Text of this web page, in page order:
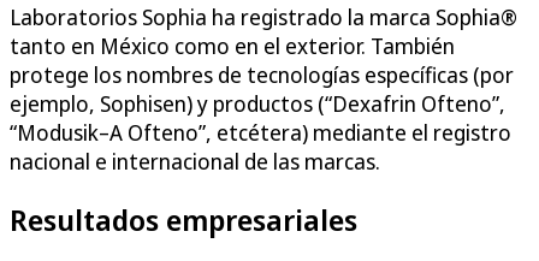
Laboratorios Sophia ha registrado la marca Sophia®
tanto en México como en el exterior. También
protege los nombres de tecnologías específicas (por
ejemplo, Sophisen) y productos (“Dexafrin Ofteno”,
“Modusik–A Ofteno”, etcétera) mediante el registro
nacional e internacional de las marcas.
Resultados empresariales